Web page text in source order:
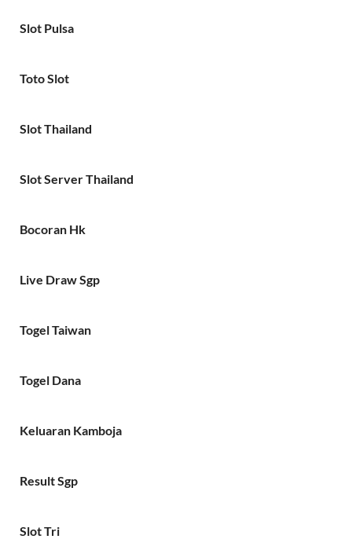
Slot Pulsa
Toto Slot
Slot Thailand
Slot Server Thailand
Bocoran Hk
Live Draw Sgp
Togel Taiwan
Togel Dana
Keluaran Kamboja
Result Sgp
Slot Tri